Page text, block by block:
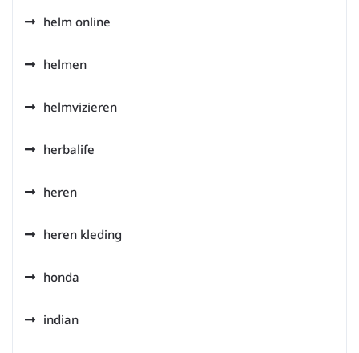
helm online
helmen
helmvizieren
herbalife
heren
heren kleding
honda
indian